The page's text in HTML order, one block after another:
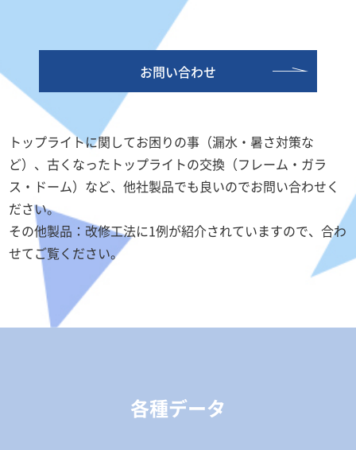
お問い合わせ
トップライトに関してお困りの事（漏水・暑さ対策な
ど）、古くなったトップライトの交換（フレーム・ガラ
ス・ドーム）など、他社製品でも良いのでお問い合わせく
ださい。
その他製品：改修工法に1例が紹介されていますので、合わ
せてご覧ください。
各種データ